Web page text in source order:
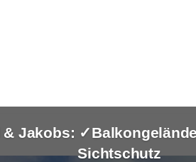
Jakobs:
Sichtschutz